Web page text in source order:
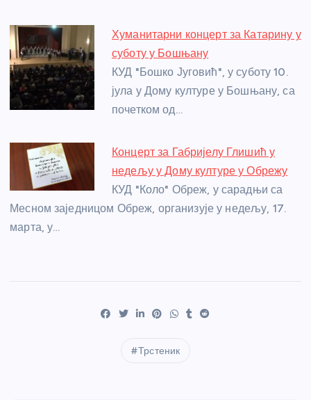
Хуманитарни концерт за Катарину у
суботу у Бошњану
КУД "Бошко Југовић", у суботу 10.
јула у Дому културе у Бошњану, са
почетком од…
Концерт за Габријелу Глишић у
недељу у Дому културе у Обрежу
КУД "Коло" Обреж, у сарадњи са
Месном заједницом Обреж, организује у недељу, 17.
марта, у…
Трстеник